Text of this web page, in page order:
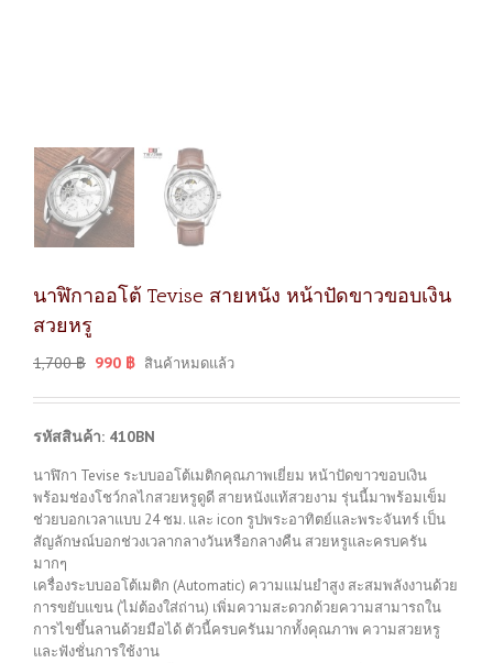
นาฬิกาออโต้ Tevise สายหนัง หน้าปัดขาวขอบเงิน
สวยหรู
1,700฿ 990 ฿ สินค้าหมดแล้ว
รหัสสินค้า: 410BN
นาฬิกา Tevise ระบบออโต้เมติกคุณภาพเยี่ยม หน้าปัดขาวขอบเงิน
พร้อมช่องโชว์กลไกสวยหรูดูดี สายหนังแท้สวยงาม รุ่นนี้มาพร้อมเข็ม
ช่วยบอกเวลาแบบ 24 ชม. และ icon รูปพระอาทิตย์และพระจันทร์ เป็น
สัญลักษณ์บอกช่วงเวลากลางวันหรือกลางคืน สวยหรูและครบครัน
มากๆ
เครื่องระบบออโต้เมติก (Automatic) ความแม่นยำสูง สะสมพลังงานด้วย
การขยับแขน (ไม่ต้องใส่ถ่าน) เพิ่มความสะดวกด้วยความสามารถใน
การไขขึ้นลานด้วยมือได้ ตัวนี้ครบครันมากทั้งคุณภาพ ความสวยหรู
และฟังชั่นการใช้งาน